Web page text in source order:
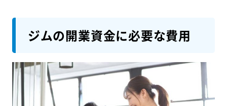
ジムの開業資金に必要な費用